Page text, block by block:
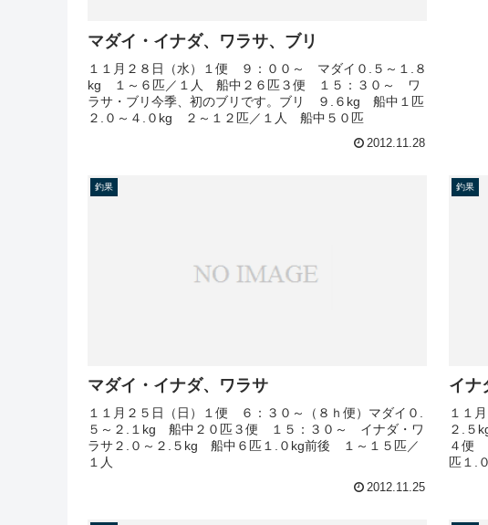
マダイ・イナダ、ワラサ、ブリ
１１月２８日（水）１便 ９：００～ マダイ０.５～１.８
kg １～６匹／１人 船中２６匹３便 １５：３０～ ワ
ラサ・ブリ今季、初のブリです。ブリ ９.６kg 船中１匹
２.０～４.０kg ２～１２匹／１人 船中５０匹
2012.11.28
釣果
マダイ・イナダ、ワラサ
１１月２５日（日）１便 ６：３０～（８ｈ便）マダイ０.
５～２.１kg 船中２０匹３便 １５：３０～ イナダ・ワ
ラサ２.０～２.５kg 船中６匹１.０kg前後 １～１５匹／
１人
2012.11.25
釣果
イナ
１１
２.５
４便
匹１.